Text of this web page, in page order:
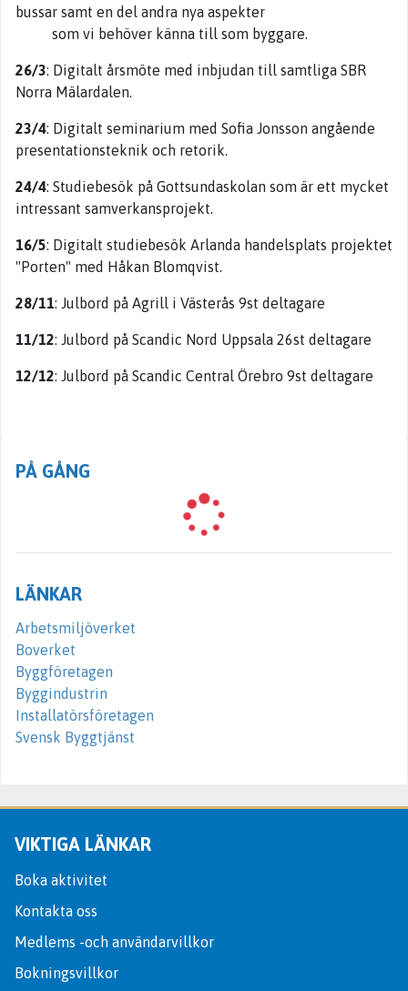
PÅ GÅNG
LÄNKAR
Arbetsmiljöverket
Boverket
Byggföretagen
Byggindustrin
Installatörsföretagen
Svensk Byggtjänst
bussar samt en del andra nya aspekter
som vi behöver känna till som byggare.
26/3: Digitalt årsmöte med inbjudan till samtliga SBR
Norra Mälardalen.
23/4: Digitalt seminarium med Sofia Jonsson angående
presentationsteknik och retorik.
24/4: Studiebesök på Gottsundaskolan som är ett mycket
intressant samverkansprojekt.
16/5: Digitalt studiebesök Arlanda handelsplats projektet
"Porten" med Håkan Blomqvist.
28/11: Julbord på Agrill i Västerås 9st deltagare
11/12: Julbord på Scandic Nord Uppsala 26st deltagare
12/12: Julbord på Scandic Central Örebro 9st deltagare
VIKTIGA LÄNKAR
Boka aktivitet
Kontakta oss
Medlems -och användarvillkor
Bokningsvillkor